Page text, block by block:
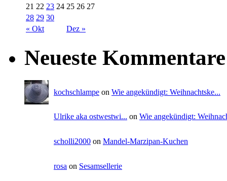
« Okt Dez »
21 22 23 24 25 26 27
28 29 30
Neueste Kommentare
kochschlampe on Wie angekündigt: Weihnachtske...
Ulrike aka ostwestwi... on Wie angekündigt:
scholli2000 on Mandel-Marzipan-Kuchen
rosa on Sesamsellerie